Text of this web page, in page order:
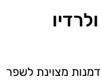
מצוינת לשפר